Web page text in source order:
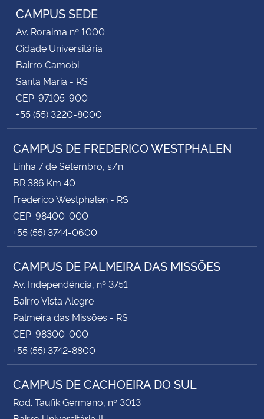
CAMPUS SEDE
Av. Roraima nº 1000
Cidade Universitária
Bairro Camobi
Santa Maria - RS
CEP: 97105-900
+55 (55) 3220-8000
CAMPUS DE FREDERICO WESTPHALEN
Linha 7 de Setembro, s/n
BR 386 Km 40
Frederico Westphalen - RS
CEP: 98400-000
+55 (55) 3744-0600
CAMPUS DE PALMEIRA DAS MISSÕES
Av. Independência, nº 3751
Bairro Vista Alegre
Palmeira das Missões - RS
CEP: 98300-000
+55 (55) 3742-8800
CAMPUS DE CACHOEIRA DO SUL
Rod. Taufik Germano, nº 3013